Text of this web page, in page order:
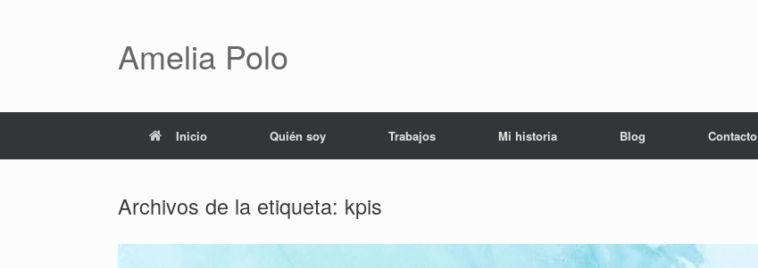
Amelia Polo
Inicio Quién soy Trabajos Mi historia Blog Contacto
Archivos de la etiqueta: kpis